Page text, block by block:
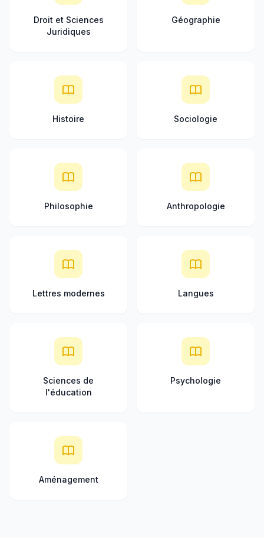
Droit et Sciences
Juridiques
Géographie
Histoire Sociologie
Philosophie Anthropologie
Lettres modernes Langues
Sciences de
l'éducation
Psychologie
Aménagement